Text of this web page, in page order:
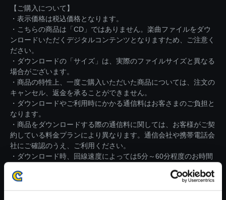
【ご購入について】
・表示価格は税込価格となります。
・こちらの商品は「CD」ではありません。楽曲ファイルをダウ
ンロードいただくデジタルコンテンツとなりますため、ご注意く
ださい。
・ダウンロードの「サイズ」は、実際のファイルサイズと異なる
場合がございます。
・商品の特性上、一度ご購入いただいた商品については、注文の
キャンセル、返金を承ることができません。
・ダウンロードやご利用時にかかる通信料はお客さまのご負担と
なります。
・商品をダウンロードする際の通信料に関しては、お客様がご契
約している料金プランにより異なります。通信会社や携帯電話会
社にご確認のうえ、ご利用ください。
・ダウンロード時、回線速度によっては5分～60分程度のお時間
※ご購入いただいたファイルのダウンロードの際には、通信環境